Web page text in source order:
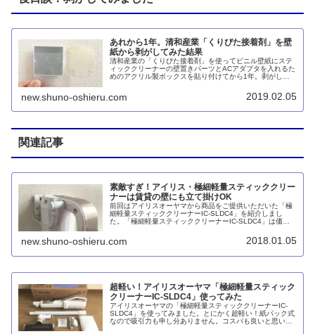
あれから1年。清和産業「くりぴた接着剤」を壁
紙から剥がしてみた結果
清和産業の「くりぴた接着剤」を使ってビニル壁紙にステ
ィッククリーナーの壁置きパーツとACアダプタを入れるた
めのアクリル製ボックスを貼り付けてから1年。剥がして
new.shuno-oshieru.com 2019.02.05
関連記事
素敵すぎ！アイリス・極細軽量スティッククリー
ナーは賃貸の壁にも立て掛けOK
前回はアイリスオーヤマから商品をご提供いただいた「極
細軽量スティッククリーナーIC-SLDC4」を紹介しまし
た。「極細軽量スティッククリーナーIC-SLDC4」は価格
new.shuno-oshieru.com 2018.01.05
超軽い！アイリスオーヤマ「極細軽量スティック
クリーナーIC-SLDC4」使ってみた
アイリスオーヤマの「極細軽量スティッククリーナーIC-
SLDC4」を使ってみました。とにかく超軽い！紙パック式
なので吸引力も申し分ありません。コスパも良いと思いま